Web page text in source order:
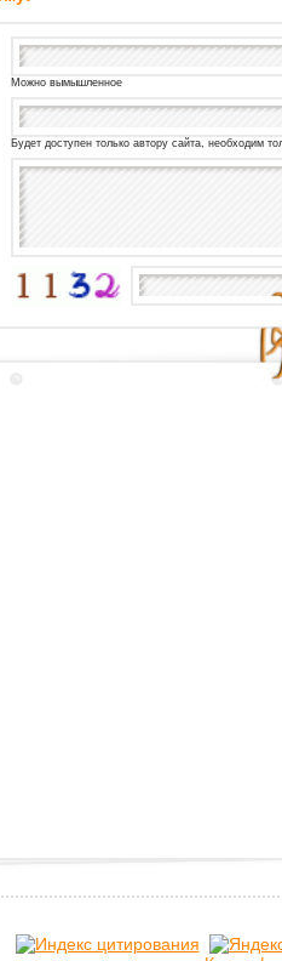
Можно вымышленное
Будет доступен только автору сайта, необходим